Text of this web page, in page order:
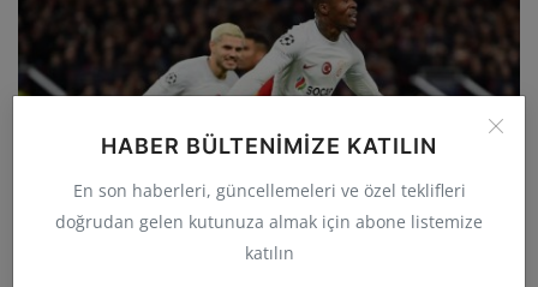
HABER BÜLTENIMIZE KATILIN
En son haberleri, güncellemeleri ve özel teklifleri
doğrudan gelen kutunuza almak için abone listemize
katılın
Galatasaray deplasmanda Manchester
United'ı 3-2 yenerek...